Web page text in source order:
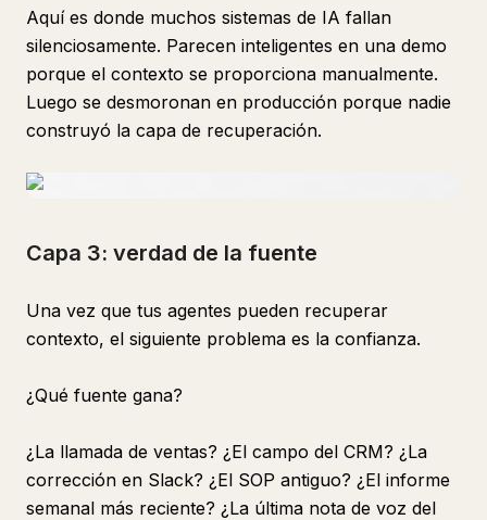
Aquí es donde muchos sistemas de IA fallan
silenciosamente. Parecen inteligentes en una demo
porque el contexto se proporciona manualmente.
Luego se desmoronan en producción porque nadie
construyó la capa de recuperación.
Capa 3: verdad de la fuente
Una vez que tus agentes pueden recuperar
contexto, el siguiente problema es la confianza.
¿Qué fuente gana?
¿La llamada de ventas? ¿El campo del CRM? ¿La
corrección en Slack? ¿El SOP antiguo? ¿El informe
semanal más reciente? ¿La última nota de voz del